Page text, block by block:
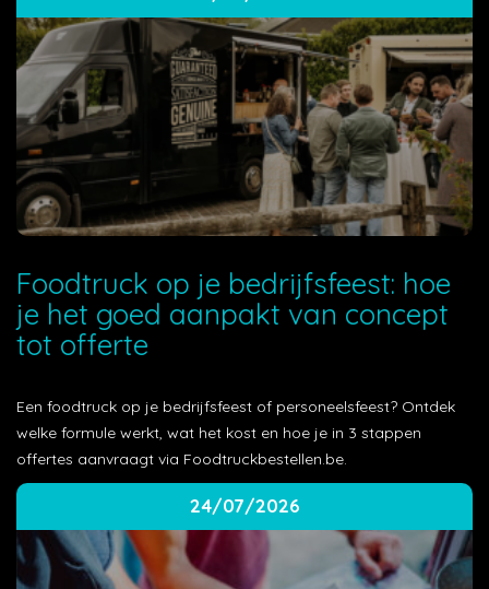
Foodtruck op je bedrijfsfeest: hoe
je het goed aanpakt van concept
tot offerte
Een foodtruck op je bedrijfsfeest of personeelsfeest? Ontdek
welke formule werkt, wat het kost en hoe je in 3 stappen
offertes aanvraagt via Foodtruckbestellen.be.
24/07/2026